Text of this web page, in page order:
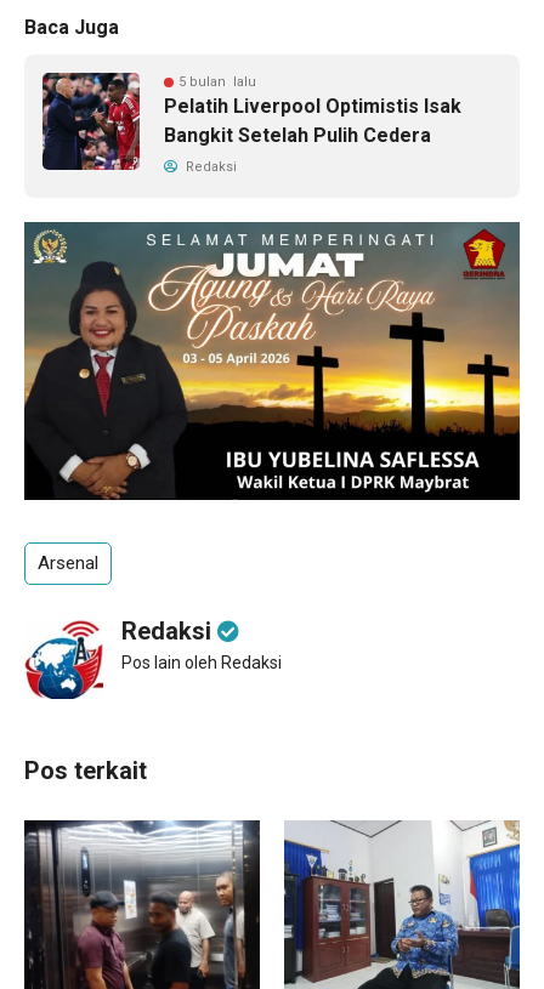
Baca Juga
5 bulan lalu
Pelatih Liverpool Optimistis Isak
Bangkit Setelah Pulih Cedera
Redaksi
Arsenal
Redaksi
Pos lain oleh Redaksi
Pos terkait